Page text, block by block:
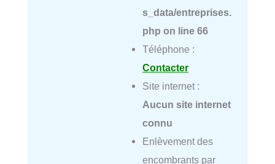
s_data/entreprises.
php on line 66
Téléphone :
Contacter
Site internet :
Aucun site internet
connu
Enlèvement des
encombrants par